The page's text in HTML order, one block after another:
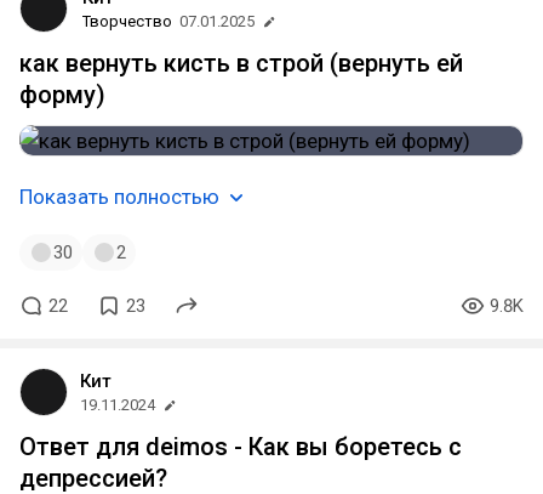
Творчество 07.01.2025
как вернуть кисть в строй (вернуть ей
форму)
Показать полностью
30 2
22 23 9.8K
Кит
19.11.2024
Ответ для deimos - Как вы боретесь с
депрессией?